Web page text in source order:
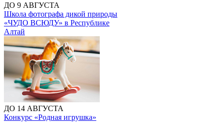
ДО 9 АВГУСТА
Школа фотографа дикой природы
«ЧУДО ВСЮДУ» в Республике
Алтай
ДО 14 АВГУСТА
Конкурс «Родная игрушка»